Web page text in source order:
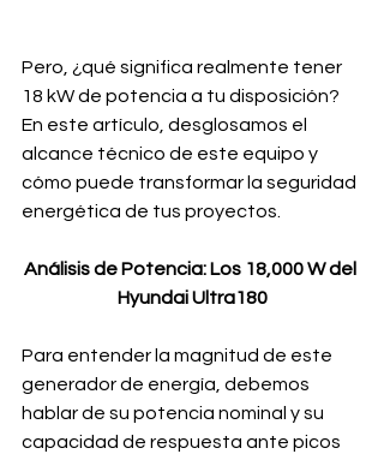
Pero, ¿qué significa realmente tener
18 kW de potencia a tu disposición?
En este artículo, desglosamos el
alcance técnico de este equipo y
cómo puede transformar la seguridad
energética de tus proyectos.
Análisis de Potencia: Los 18,000 W del
Hyundai Ultra180
Para entender la magnitud de este
generador de energía, debemos
hablar de su potencia nominal y su
capacidad de respuesta ante picos